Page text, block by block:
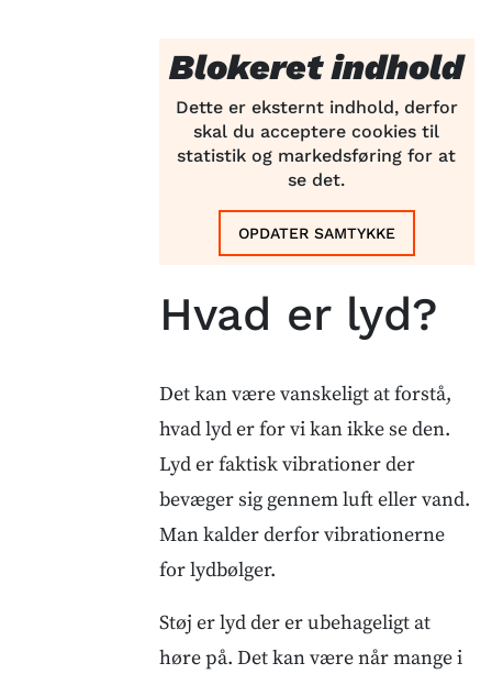
Blokeret indhold
Dette er eksternt indhold, derfor
skal du acceptere cookies til
statistik og markedsføring for at
se det.
OPDATER SAMTYKKE
Hvad er lyd?
Det kan være vanskeligt at forstå,
hvad lyd er for vi kan ikke se den.
Lyd er faktisk vibrationer der
bevæger sig gennem luft eller vand.
Man kalder derfor vibrationerne
for lydbølger.
Støj er lyd der er ubehageligt at
høre på. Det kan være når mange i